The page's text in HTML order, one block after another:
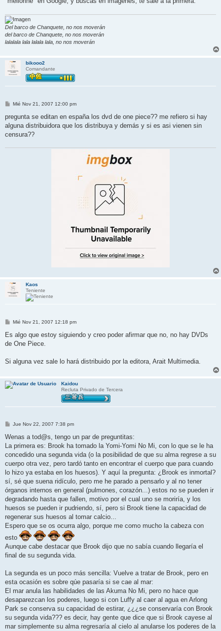
Del barco de Chanquete, no nos moverán
del barco de Chanquete, no nos moverán
lalalala lala lalala lala, no nos moverán
bikooo2
Comandante
M
n
a
j
Mié Nov 21, 2007 12:00 pm
pregunta se editan en españa los dvd de one piece?? me refiero si hay
alguna distribuidora que los distribuya y demás y si es asi vienen sin
censura??
Kaos
Teniente
M
n
a
Mié Nov 21, 2007 12:18 pm
Es algo que estoy siguiendo y creo poder afirmar que no, no hay DVDs
de One Piece.
Si alguna vez sale lo hará distribuido por la editora, Arait Multimedia.
Kaidou
Recluta Privado de Tercera
M
n
a
j
Jue Nov 22, 2007 7:38 pm
Wenas a tod@s, tengo un par de preguntitas:
La primera es: Brook ha tomado la Yomi-Yomi No Mi, con lo que se le ha
concedido una segunda vida (o la posibilidad de que su alma regrese a su
cuerpo otra vez, pero tardó tanto en encontrar el cuerpo que para cuando
lo hizo ya estaba en los huesos). Y aquí la pregunta: ¿Brook es inmortal?
sí, sé que suena ridículo, pero me he parado a pensarlo y al no tener
órganos internos en general (pulmones, corazón...) estos no se pueden ir
degradando hasta que fallen, motivo por el cual uno se moriría, y los
huesos se pueden ir pudriendo, sí, pero si Brook tiene la capacidad de
regenerar sus huesos al tomar calcio...
Espero que se os ocurra algo, porque me como mucho la cabeza con
esto
Aunque cabe destacar que Brook dijo que no sabía cuando llegaría el
final de su segunda vida.
La segunda es un poco más sencilla: Vuelve a tratar de Brook, pero en
esta ocasión es sobre qúe pasaría si se cae al mar:
El mar anula las habilidades de las Akuma No Mi, pero no hace que
desaparezcan los poderes, luego si con Luffy al caer al agua en Arlong
Park se conserva su capacidad de estirar, ¿¿¿se conservaría con Brook
su segunda vida??? es decir, hay gente que dice que si Brook cayese al
mar simplemente su alma regresaría al cielo al anularse los poderes de la